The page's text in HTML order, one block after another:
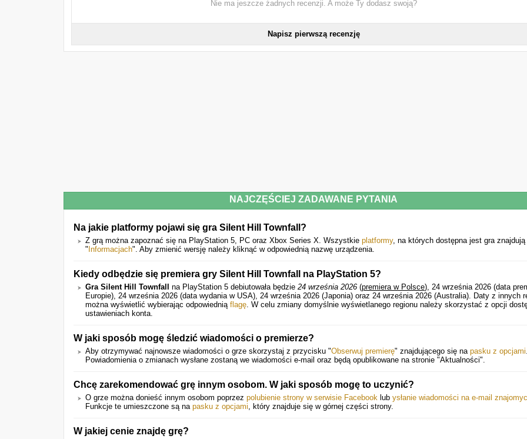
Nie ma jeszcze żadnych recenzji. A może Ty dodasz swoją?
Napisz pierwszą recenzję
NAJCZĘŚCIEJ ZADAWANE PYTANIA
Na jakie platformy pojawi się gra Silent Hill Townfall?
Z grą można zapoznać się na PlayStation 5, PC oraz Xbox Series X. Wszystkie platformy, na których dostępna jest gra znajdują
" Informacjach". Aby zmienić wersję należy kliknąć w odpowiednią nazwę urządzenia.
Kiedy odbędzie się premiera gry Silent Hill Townfall na PlayStation 5?
Gra Silent Hill Townfall na PlayStation 5 debiutowała będzie 24 września 2026 (premiera w Polsce), 24 września 2026 (data
Europie), 24 września 2026 (data wydania w USA), 24 września 2026 (Japonia) oraz 24 września 2026 (Australia). Daty z innych
można wyświetlić wybierając odpowiednią flagę. W celu zmiany domyślnie wyświetlanego regionu należy skorzystać z opcji
ustawieniach konta.
W jaki sposób mogę śledzić wiadomości o premierze?
Aby otrzymywać najnowsze wiadomości o grze skorzystaj z przycisku "Obserwuj premierę" znajdującego się na pasku z opcjami.
Powiadomienia o zmianach wysłane zostaną we wiadomości e-mail oraz będą opublikowane na stronie "Aktualności".
Chcę zarekomendować grę innym osobom. W jaki sposób mogę to uczynić?
O grze można donieść innym osobom poprzez polubienie strony w serwisie Facebook lub ysłanie wiadomości na e-mail
Funkcje te umieszczone są na pasku z opcjami, który znajduje się w górnej części strony.
W jakiej cenie znajdę grę?